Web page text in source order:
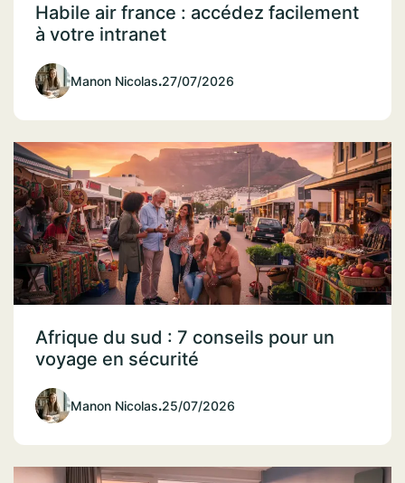
Habile air france : accédez facilement
à votre intranet
Manon Nicolas.27/07/2026
Afrique du sud : 7 conseils pour un
voyage en sécurité
Manon Nicolas.25/07/2026